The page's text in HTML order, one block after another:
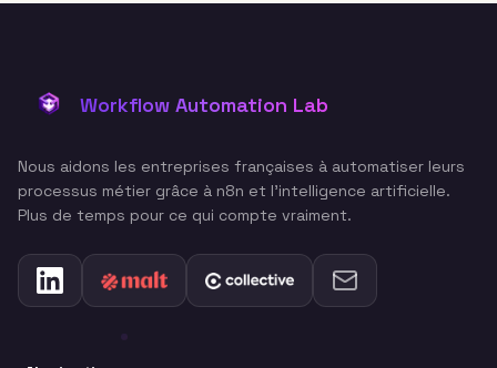
Workflow Automation Lab
Nous aidons les entreprises françaises à automatiser leurs
processus métier grâce à n8n et l'intelligence artificielle.
Plus de temps pour ce qui compte vraiment.